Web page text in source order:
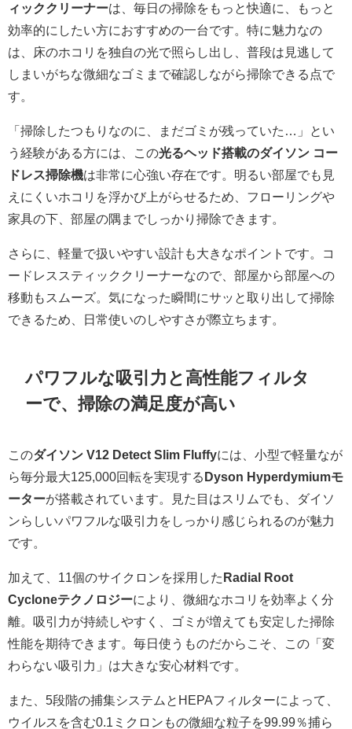
ィッククリーナーは、毎日の掃除をもっと快適に、もっと
効率的にしたい方におすすめの一台です。特に魅力なの
は、床のホコリを独自の光で照らし出し、普段は見逃して
しまいがちな微細なゴミまで確認しながら掃除できる点で
す。
「掃除したつもりなのに、まだゴミが残っていた…」とい
う経験がある方には、この光るヘッド搭載のダイソン コー
ドレス掃除機は非常に心強い存在です。明るい部屋でも見
えにくいホコリを浮かび上がらせるため、フローリングや
家具の下、部屋の隅までしっかり掃除できます。
さらに、軽量で扱いやすい設計も大きなポイントです。コ
ードレススティッククリーナーなので、部屋から部屋への
移動もスムーズ。気になった瞬間にサッと取り出して掃除
できるため、日常使いのしやすさが際立ちます。
パワフルな吸引力と高性能フィルタ
ーで、掃除の満足度が高い
このダイソン V12 Detect Slim Fluffyには、小型で軽量なが
ら毎分最大125,000回転を実現する Dyson Hyperdymiumモ
ーターが搭載されています。見た目はスリムでも、ダイソ
ンらしいパワフルな吸引力をしっかり感じられるのが魅力
です。
加えて、11個のサイクロンを採用した Radial Root
Cycloneテクノロジーにより、微細なホコリを効率よく分
離。吸引力が持続しやすく、ゴミが増えても安定した掃除
性能を期待できます。毎日使うものだからこそ、この「変
わらない吸引力」は大きな安心材料です。
また、5段階の捕集システムとHEPAフィルターによって、
ウイルスを含む0.1ミクロンもの微細な粒子を99.99％捕ら